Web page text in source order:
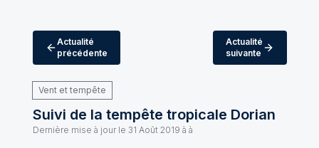
Actualité
précédente
Actualité
suivante
Vent et tempête
Suivi de la tempête tropicale Dorian
Dernière mise à jour le 31 Août 2019 à à